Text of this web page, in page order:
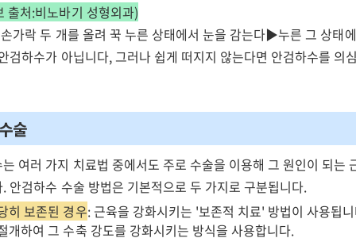
출처:비노바기 성형외과)
가락 두 개를 올려 꾹 누른 상태에서 눈을 감는다▶누른 그 상태
검하수가 아닙니다, 그러나 쉽게 떠지지 않는다면 안검하수를 의
술
여러 가지 치료법 중에서도 주로 수술을 이용해 그 원인이 되는
안검하수 수술 방법은 기본적으로 두 가지로 구분됩니다.
히 보존된 경우: 근육을 강화시키는 '보존적 치료' 방법이 사용됩
개하여 그 수축 강도를 강화시키는 방식을 사용합니다.